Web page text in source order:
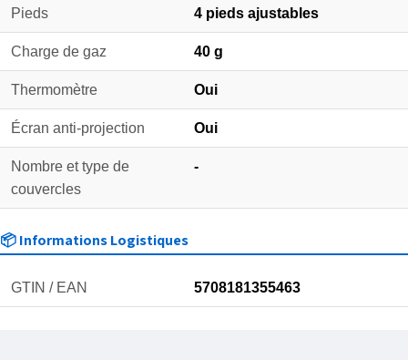
Pieds 4 pieds ajustables
Charge de gaz 40 g
Thermomètre Oui
Écran anti-projection Oui
Nombre et type de
couvercles
-
📦 Informations Logistiques
GTIN / EAN 5708181355463